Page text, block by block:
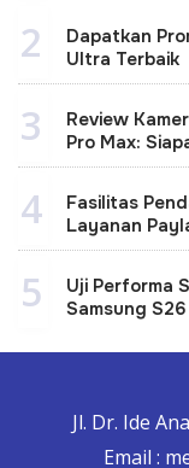
2
Dapatkan
Ultra Terbaik
3
Review
Pro Max:
4
Fasilitas
Layanan
5
Uji Performa
Samsung
Jl. Dr. Ide
Email :